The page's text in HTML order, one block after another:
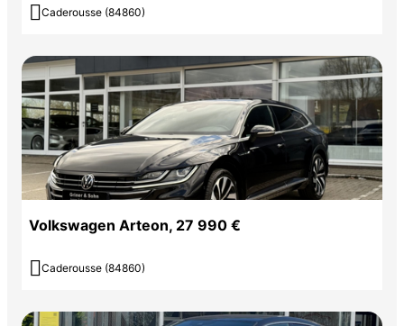
 Caderousse (84860)
Volkswagen Arteon, 27 990 €
 Caderousse (84860)